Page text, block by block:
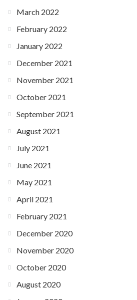
March 2022
February 2022
January 2022
December 2021
November 2021
October 2021
September 2021
August 2021
July 2021
June 2021
May 2021
April 2021
February 2021
December 2020
November 2020
October 2020
August 2020